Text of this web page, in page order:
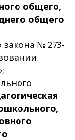
общего,
общего
№ 273-